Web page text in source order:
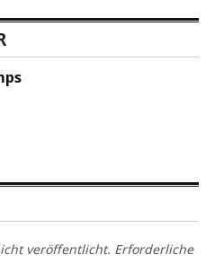
veröffentlicht. Erforderliche